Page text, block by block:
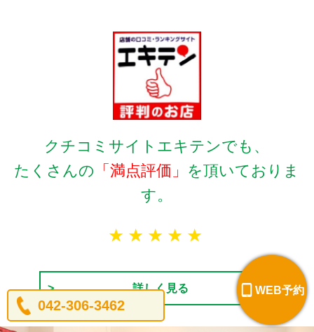
クチコミサイトエキテンでも、
たくさんの 「満点評価」 を頂いておりま
す。
★★★★★
詳しく見る
042-306-3462
WEB予約